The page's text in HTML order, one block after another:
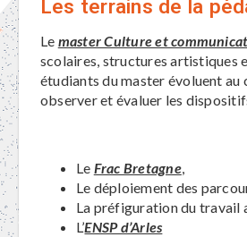
Les terrains de la
Le master Culture et
scolaires, structures artistiques
étudiants du master évoluent au
observer et évaluer les
Le Frac Bretagne,
Le déploiement des
La préfiguration du travail
L’ENSP d’Arles